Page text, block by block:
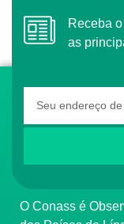
Receba
as
O Conass é